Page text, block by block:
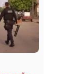
– Unnesa
que
e